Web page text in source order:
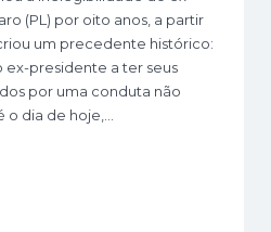
(PL) por oito anos, a partir
um precedente histórico:
ex-presidente a ter seus
por uma conduta não
dia de hoje,…